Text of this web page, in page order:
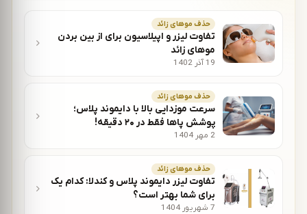
حذف موهای زائد
تفاوت لیزر و اپیلاسیون برای از بین بردن
موهای زائد
19 آذر 1402
حذف موهای زائد
سرعت موزدایی بالا با دایموند پلاس؛
پوشش پاها فقط در ۲۰ دقیقه!
2 مهر 1404
حذف موهای زائد
تفاوت لیزر دایموند پلاس و کندلا: کدام یک
برای شما بهتر است؟
7 شهریور 1404